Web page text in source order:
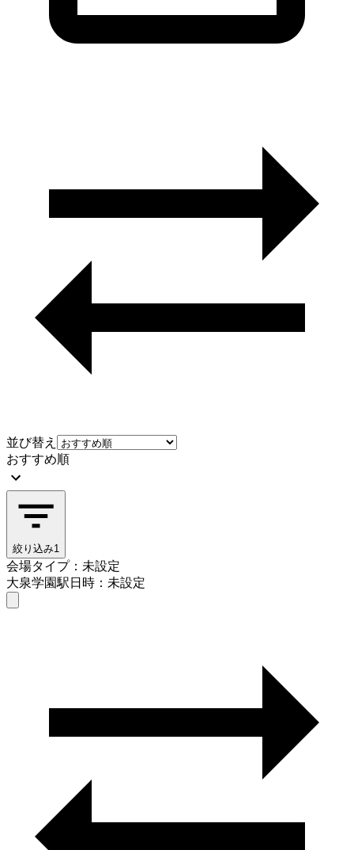
並び替え
おすすめ順
絞り込み1
会場タイプ：未設定
大泉学園駅日時：未設定